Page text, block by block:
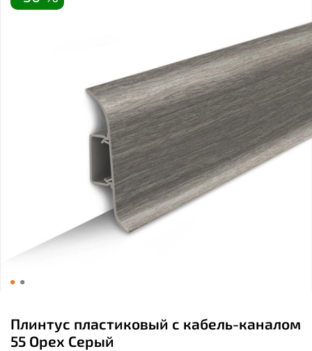
Плинтус пластиковый с кабель-каналом
55 Орех Серый